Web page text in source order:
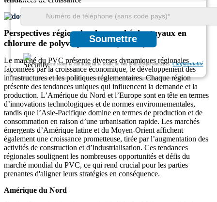
Soumettre
Nous garantissons la confidentialité totale de vos données personnelles.Confidentialité
Télécharger un échantillon gratuit
Perspectives régionales du marché des tuyaux en
chlorure de polyvinyle chloré (CPVC)
Le marché du PVC présente diverses dynamiques régionales
façonnées par la croissance économique, le développement des
infrastructures et les politiques réglementaires. Chaque région
présente des tendances uniques qui influencent la demande et la
production. L’Amérique du Nord et l’Europe sont en tête en termes
d’innovations technologiques et de normes environnementales,
tandis que l’Asie-Pacifique domine en termes de production et de
consommation en raison d’une urbanisation rapide. Les marchés
émergents d’Amérique latine et du Moyen-Orient affichent
également une croissance prometteuse, tirée par l’augmentation des
activités de construction et d’industrialisation. Ces tendances
régionales soulignent les nombreuses opportunités et défis du
marché mondial du PVC, ce qui rend crucial pour les parties
prenantes d'aligner leurs stratégies en conséquence.
Amérique du Nord